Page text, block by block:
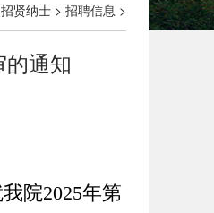
招贤纳士 > 招聘信息 >
通知
院2025年第